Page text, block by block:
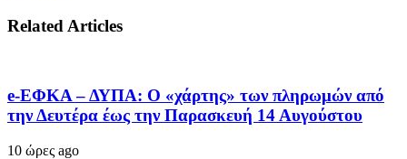
Related Articles
e-ΕΦΚΑ – ΔΥΠΑ: Ο «χάρτης» των πληρωμών από
την Δευτέρα έως την Παρασκευή 14 Αυγούστου
10 ώρες ago